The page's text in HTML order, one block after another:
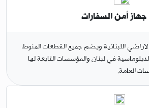
جهاز أمن السفارات
اللبنانية ويضم جميع القطعات المنوط
في لبنان والمؤسسات التابعة لها
العامة.